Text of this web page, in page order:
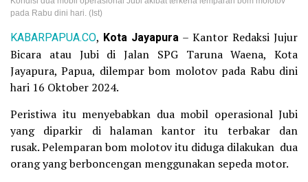
pada Rabu dini hari. (Ist)
KABARPAPUA.CO, Kota Jayapura – Kantor Redaksi Jujur
Bicara atau Jubi di Jalan SPG Taruna Waena, Kota
Jayapura, Papua, dilempar bom molotov pada Rabu dini
hari 16 Oktober 2024.
Peristiwa itu menyebabkan dua mobil operasional Jubi
yang diparkir di halaman kantor itu terbakar dan
rusak. Pelemparan bom molotov itu diduga dilakukan dua
orang yang berboncengan menggunakan sepeda motor.